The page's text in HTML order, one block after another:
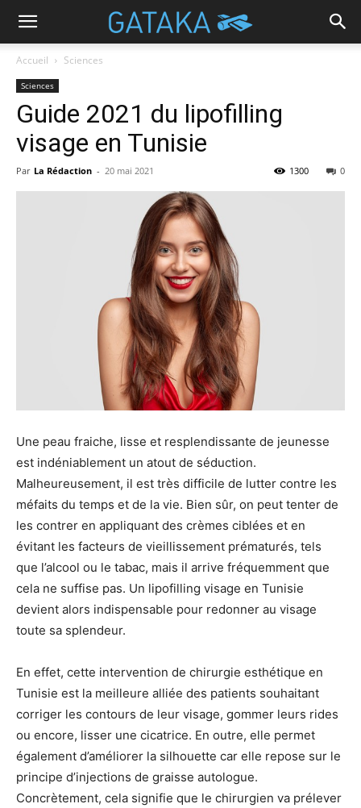
Accueil Sciences
Sciences
Guide 2021 du lipofilling
visage en Tunisie
Par La Rédaction - 20 mai 2021 0
1300
Une peau fraiche, lisse et resplendissante de jeunesse
est indéniablement un atout de séduction.
Malheureusement, il est très difficile de lutter contre les
méfaits du temps et de la vie. Bien sûr, on peut tenter de
les contrer en appliquant des crèmes ciblées et en
évitant les facteurs de vieillissement prématurés, tels
que l’alcool ou le tabac, mais il arrive fréquemment que
cela ne suffise pas. Un lipofilling visage en Tunisie
devient alors indispensable pour redonner au visage
toute sa splendeur.
En effet, cette intervention de chirurgie esthétique en
Tunisie est la meilleure alliée des patients souhaitant
corriger les contours de leur visage, gommer leurs rides
ou encore, lisser une cicatrice. En outre, elle permet
également d’améliorer la silhouette car elle repose sur le
principe d’injections de graisse autologue.
Concrètement, cela signifie que le chirurgien va prélever